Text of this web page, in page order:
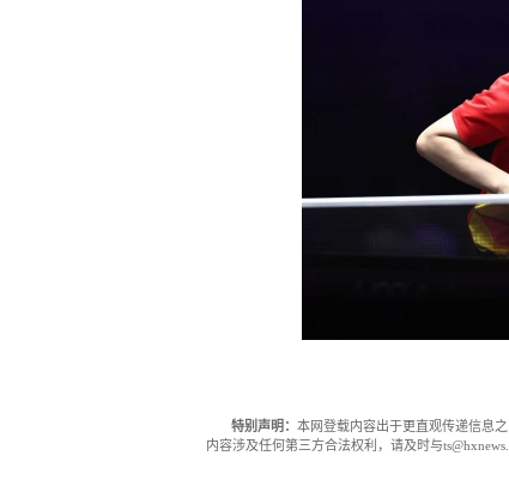
特别声明： 本网登载内容出于更直观传递信息
内容涉及任何第三方合法权利，请及时与